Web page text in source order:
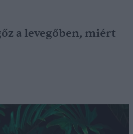
a levegőben, miért